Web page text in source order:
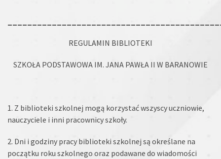
REGULAMIN BIBLIOTEKI
SZKOŁA PODSTAWOWA IM. JANA PAWŁA II W BARANOWIE
1. Z biblioteki szkolnej mogą korzystać wszyscy uczniowie,
nauczyciele i inni pracownicy szkoły.
2. Dni i godziny pracy biblioteki szkolnej są określane na
początku roku szkolnego oraz podawane do wiadomości